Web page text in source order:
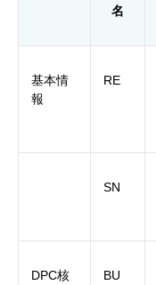
名
基本情
報
RE
SN
DPC核
BU